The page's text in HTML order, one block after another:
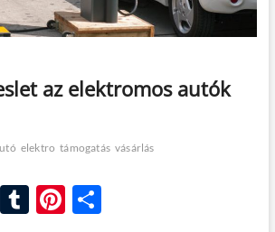
az elektromos autók
elektro támogatás vásárlás
T Pi O